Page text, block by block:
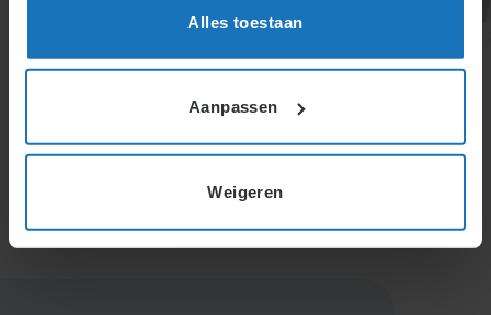
Alles toestaan
Aanpassen
Weigeren
en informele input. Het verhoogt de effectiviteit en
medewerkers door betrokkenheid. Voorwaarde is
participatie vergt duidelijke afspraken, goede
informatie en erkenning van diverse belangen binnen